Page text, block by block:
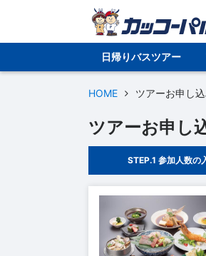
日帰りバスツアー
HOME ツアーお申し
ツアーお申し
STEP.1 参加人数の